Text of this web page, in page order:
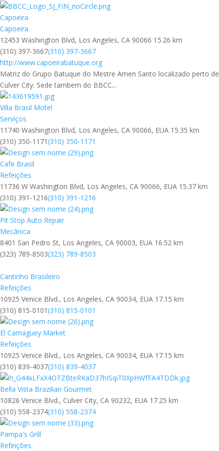
Capoeira
Capoeira
12453 Washington Blvd, Los Angeles, CA 90066 15.26 km
(310) 397-3667(310) 397-3667
http://www.capoeirabatuque.org
Matriz do Grupo Batuque do Mestre Amen Santo localizado perto de
Culver City. Sede tambem do BBCC...
Villa Brasil Motel
Serviços
11740 Washington Blvd, Los Angeles, CA 90066, EUA 15.35 km
(310) 350-1171(310) 350-1171
Cafe Brasil
Refeições
11736 W Washington Blvd, Los Angeles, CA 90066, EUA 15.37 km
(310) 391-1216(310) 391-1216
Pit Stop Auto Repair
Mecânica
8401 San Pedro St, Los Angeles, CA 90003, EUA 16.52 km
(323) 789-8503(323) 789-8503
Cantinho Brasileiro
Refeições
10925 Venice Blvd., Los Angeles, CA 90034, EUA 17.15 km
(310) 815-0101(310) 815-0101
El Camaguey Market
Refeições
10925 Venice Blvd., Los Angeles, CA 90034, EUA 17.15 km
(310) 839-4037(310) 839-4037
Bella Vista Brazilian Gourmet
10826 Venice Blvd., Culver City, CA 90232, EUA 17.25 km
(310) 558-2374(310) 558-2374
Pampa's Grill
Refeições